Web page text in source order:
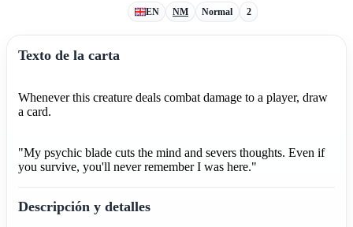
EN NM Normal 2
Texto de la carta
Whenever this creature deals combat damage to a player, draw
a card.
"My psychic blade cuts the mind and severs thoughts. Even if
you survive, you'll never remember I was here."
Descripción y detalles